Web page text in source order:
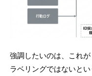
強調したいのは、これ
ラベリングではないと